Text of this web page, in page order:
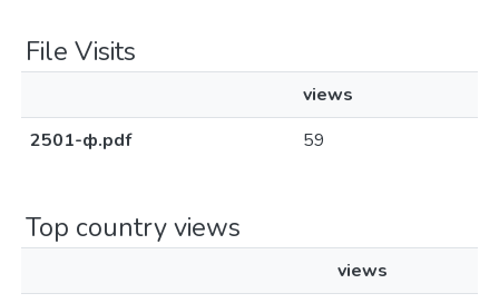
File Visits
views
2501-ф.pdf
59
Top country views
views